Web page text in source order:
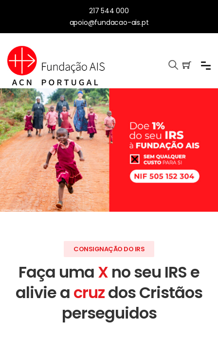
217 544 000
apoio@fundacao-ais.pt
CONSIGNAÇÃO DO IRS
Faça uma X no seu IRS e
alivie a cruzdos Cristãos
perseguidos